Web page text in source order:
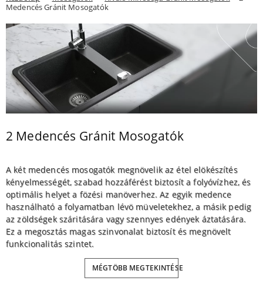
Medencés Gránit Mosogatók
2 Medencés Gránit Mosogatók
A két medencés mosogatók megnövelik az étel elökészítés
kényelmességét, szabad hozzáférést biztosít a folyóvízhez, és
optimális helyet a fözési manöverhez. Az egyik medence
használható a folyamatban lévö müveletekhez, a másik pedig
az zöldségek száritására vagy szennyes edények áztatására.
Ez a megosztás magas szinvonalat biztosít és megnövelt
funkcionalitás szintet.
További elönye a már bemutatott 2 medencés modelleknek, a
gránit használata gyártásuk során. Az anyag jöl ismert a
MÉGTÖBB MEGTEKINTÉSE